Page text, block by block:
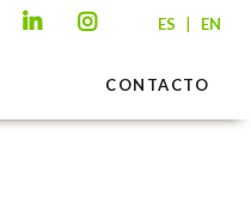
ES | EN
CONTACTO